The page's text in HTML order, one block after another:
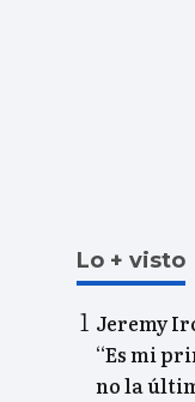
Lo + visto
Jeremy
“Es mi
no la